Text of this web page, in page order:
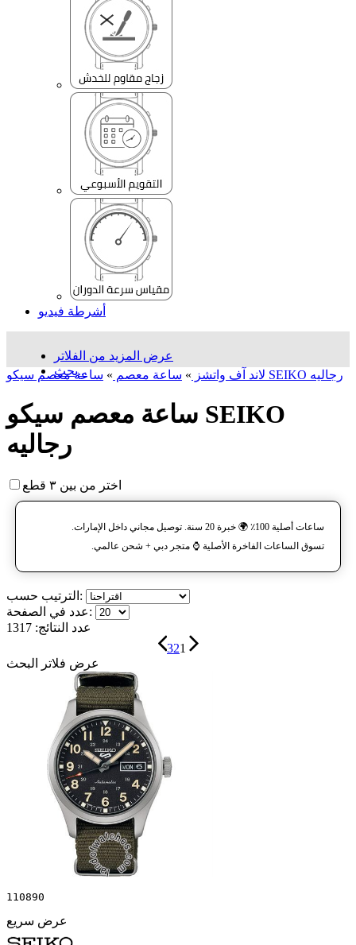
أشرطة فيديو
عرض المزيد من الفلاتر
بحث...
لاند آف واتشز » ساعة معصم » ساعة معصم سیکو SEIKO رجالیه
ساعة معصم سیکو SEIKO
رجالیه
اختر من بين ٣ قطع
ساعات أصلية 100٪ 🌍 خبرة 20 سنة. توصيل مجاني داخل الإمارات.
تسوق الساعات الفاخرة الأصلية ⌚️ متجر دبي + شحن عالمي.
الترتيب حسب:
عدد في الصفحة:
عدد النتائج: 1317
321
عرض فلاتر البحث
110890
عرض سريع